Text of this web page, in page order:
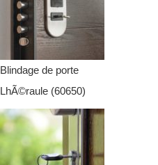
Blindage de porte
LhÃ©raule (60650)